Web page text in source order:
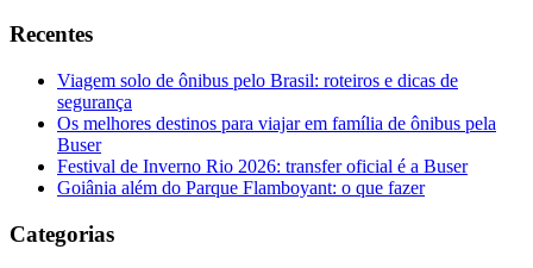
Recentes
Viagem solo de ônibus pelo Brasil: roteiros e dicas de
segurança
Os melhores destinos para viajar em família de ônibus pela
Buser
Festival de Inverno Rio 2026: transfer oficial é a Buser
Goiânia além do Parque Flamboyant: o que fazer
Categorias